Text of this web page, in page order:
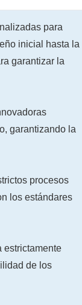
para
inicial hasta la
garantizar la
garantizando la
procesos
los estándares
estrictamente
de los